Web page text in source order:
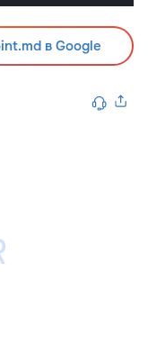
в Google